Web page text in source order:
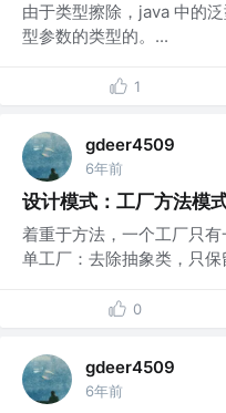
由于类型擦除，java 中的
型参数的类型的。...
1
gdeer4509
6年前
设计模式：工厂方法模
着重于方法，一个工厂只
单工厂：去除抽象类，只
0
gdeer4509
6年前